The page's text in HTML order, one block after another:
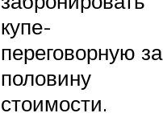
купе-
переговорную за
половину
стоимости.